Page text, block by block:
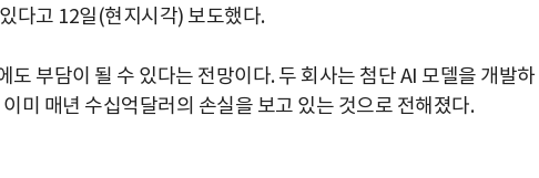
다고 12일(현지시각) 보도했다.
부담이 될 수 있다는 전망이다. 두 회사는 첨단 AI 모델을 개발하
미 매년 수십억달러의 손실을 보고 있는 것으로 전해졌다.